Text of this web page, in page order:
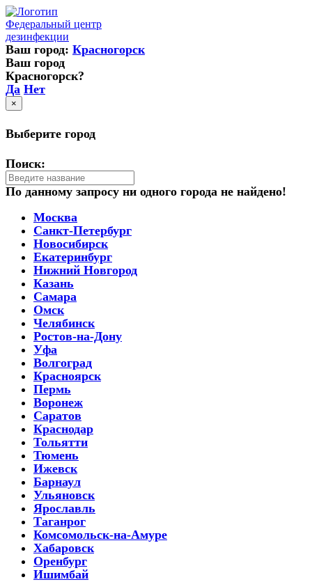
Федеральный центр
дезинфекции
Ваш город: Красногорск
Ваш город
Красногорск?
Да Нет
×
Выберите город
Поиск:
По данному запросу ни одного города не найдено!
Москва
Санкт-Петербург
Новосибирск
Екатеринбург
Нижний Новгород
Казань
Самара
Омск
Челябинск
Ростов-на-Дону
Уфа
Волгоград
Красноярск
Пермь
Воронеж
Саратов
Краснодар
Тольятти
Тюмень
Ижевск
Барнаул
Ульяновск
Ярославль
Таганрог
Комсомольск-на-Амуре
Хабаровск
Оренбург
Ишимбай